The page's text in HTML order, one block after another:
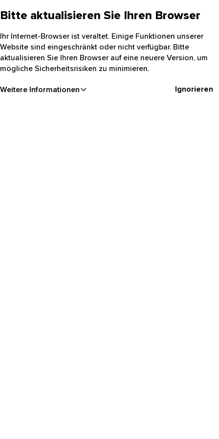
Bitte aktualisieren Sie Ihren Browser
Ihr Internet-Browser ist veraltet. Einige Funktionen unserer
Website sind eingeschränkt oder nicht verfügbar. Bitte
aktualisieren Sie Ihren Browser auf eine neuere Version, um
mögliche Sicherheitsrisiken zu minimieren.
Weitere Informationen Ignorieren